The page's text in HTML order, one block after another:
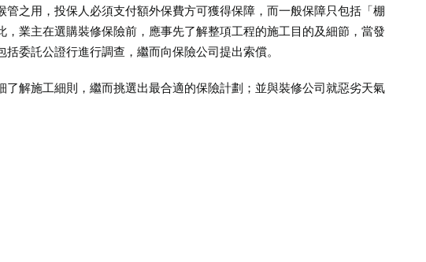
之用，投保人必須支付額外保費方可獲得保障，而一般保障只包括「棚
業主在選購裝修保險前，應事先了解整項工程的施工目的及細節，當發
委託公證行進行調查，繼而向保險公司提出索償。
解施工細則，繼而挑選出最合適的保險計劃；並與裝修公司就惡劣天氣